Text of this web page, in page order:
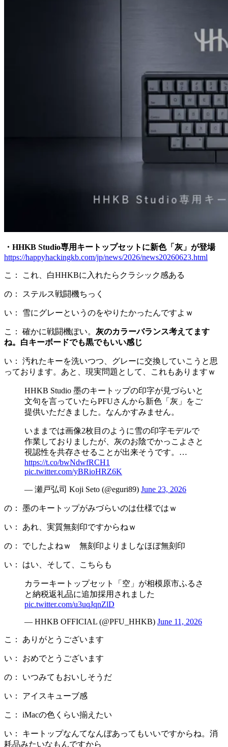
・HHKB Studio専用キートップセットに新色「灰」が登場
https://happyhackingkb.com/jp/news/2026/news20260623.html
こ： これ、白HHKBに入れたらクラシック感ある
の： ステルス戦闘機ちっく
い： 雪にグレーというのをやりたかったんですよｗ
こ： 確かに戦闘機ぽい。 灰のカラーバランス考えてます
ね。白キーボードでも黒でもいい感じ
い： 汚れたキーを洗いつつ、グレーに交換していこうと思
っております。あと、現実問題として、これもありますｗ
HHKB Studio 墨のキートップの印字が見づらいと
文句を言っていたらPFUさんから新色「灰」をご
提供いただきました。なんかすみません。
いままでは画像2枚目のように雪の印字モデルで
作業しておりましたが、灰のお陰でかっこよさと
視認性を共存させることが出来そうです。…
https://t.co/bwNdwfRCH1
pic.twitter.com/yBRioHRZ6K
— 瀬戸弘司 Koji Seto (@eguri89) June 23, 2026
の： 墨のキートップがみづらいのは仕様ではｗ
い： あれ、実質無刻印ですからねｗ
の： でしたよねｗ 無刻印よりましなほぼ無刻印
い： はい、そして、こちらも
カラーキートップセット「空」が相模原市ふるさ
と納税返礼品に追加採用されました
pic.twitter.com/u3uqJqnZlD
— HHKB OFFICIAL (@PFU_HHKB) June 11, 2026
こ： ありがとうございます
い： おめでとうございます
の： いつみてもおいしそうだ
い： アイスキューブ感
こ： iMacの色くらい揃えたい
い： キートップなんてなんぼあってもいいですからね。消
耗品みたいなもんですから